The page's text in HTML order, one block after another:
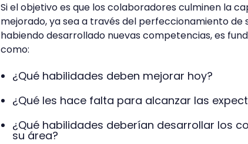
Si el objetivo es que los colaboradores culminen la
mejorado, ya sea a través del perfeccionamiento de
habiendo desarrollado nuevas competencias, es
como:
¿Qué habilidades deben mejorar hoy?
¿Qué les hace falta para alcanzar las
¿Qué habilidades deberían desarrollar los
su área?